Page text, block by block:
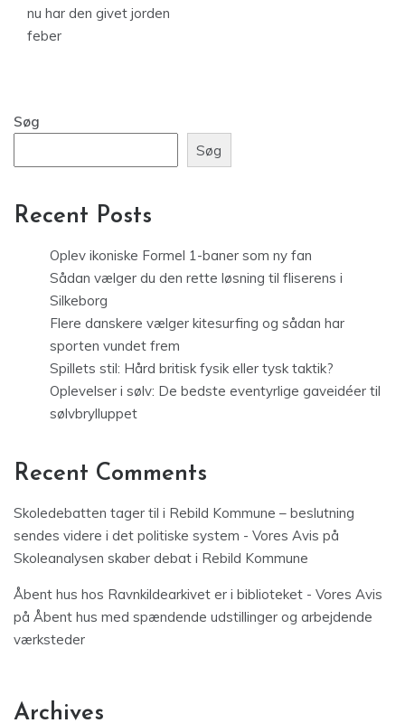
nu har den givet jorden
feber
Søg
Søg
Recent Posts
Oplev ikoniske Formel 1-baner som ny fan
Sådan vælger du den rette løsning til fliserens i
Silkeborg
Flere danskere vælger kitesurfing og sådan har
sporten vundet frem
Spillets stil: Hård britisk fysik eller tysk taktik?
Oplevelser i sølv: De bedste eventyrlige gaveidéer til
sølvbrylluppet
Recent Comments
Skoledebatten tager til i Rebild Kommune – beslutning
sendes videre i det politiske system - Vores Avis på
Skoleanalysen skaber debat i Rebild Kommune
Åbent hus hos Ravnkildearkivet er i biblioteket - Vores Avis
på Åbent hus med spændende udstillinger og arbejdende
værksteder
Archives